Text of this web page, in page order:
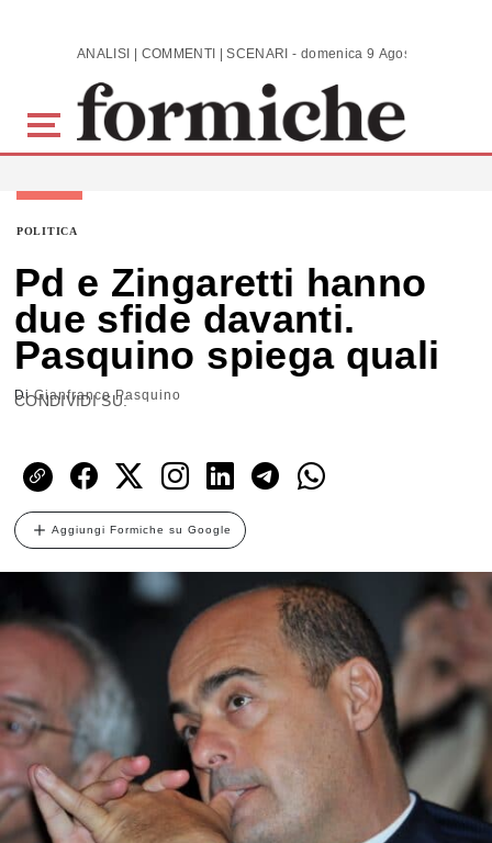
Skip to main content ANALISI | COMMENTI | SCENARI - domenica 9 Agosto 2026
POLITICA
Pd e Zingaretti hanno
due sfide davanti.
Pasquino spiega quali
DiGianfranco Pasquino
CONDIVIDI SU:
Aggiungi Formiche su Google